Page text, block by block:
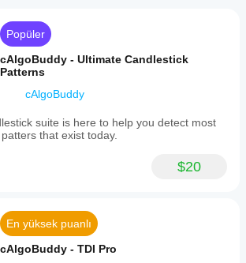
.
Popüler
cAlgoBuddy - Ultimate Candlestick
Patterns
cAlgoBuddy
suite is here to help you detect most
that exist today.
$20
En yüksek puanlı
cAlgoBuddy - TDI Pro